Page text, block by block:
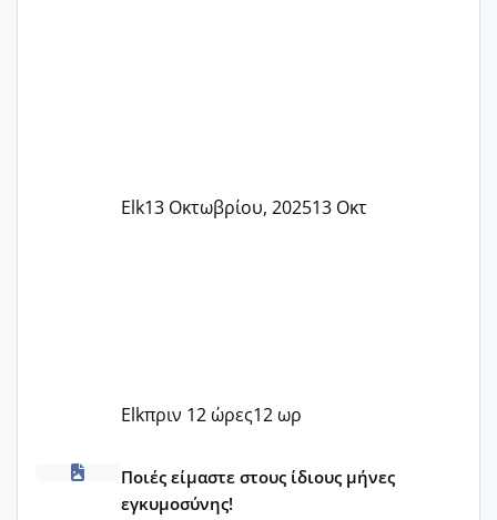
Elk13 Οκτωβρίου, 202513 Οκτ
Elkπριν 12 ώρες12 ωρ
Μωράκια Δεκεμβρίου 2026
Ποιές είμαστε στους ίδιους μήνες
εγκυμοσύνης!